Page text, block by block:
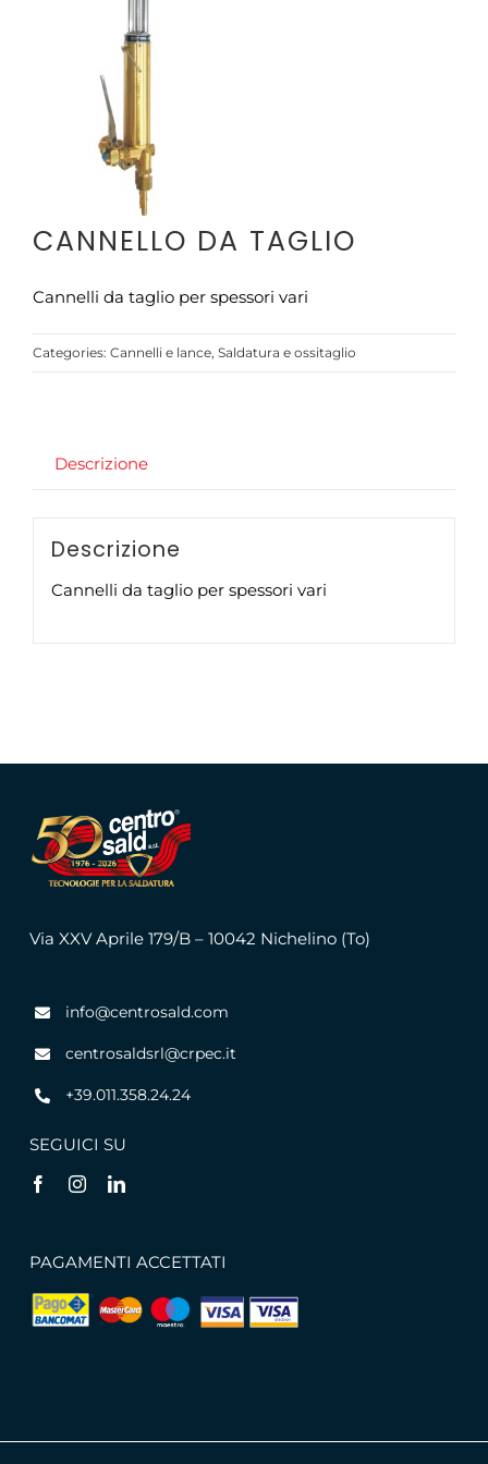
CANNELLO DA TAGLIO
Cannelli da taglio per spessori vari
Categories: Cannelli e lance, Saldatura e ossitaglio
Descrizione
Descrizione
Cannelli da taglio per spessori vari
Via XXV Aprile 179/B – 10042 Nichelino (To)
info@centrosald.com
centrosaldsrl@crpec.it
+39.011.358.24.24
SEGUICI SU
PAGAMENTI ACCETTATI